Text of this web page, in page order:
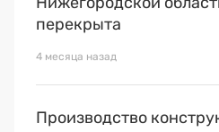
перекрыта
4 месяца назад
Производство